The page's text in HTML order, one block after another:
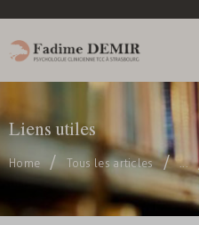
Liens utiles
Home Tous les articles ...